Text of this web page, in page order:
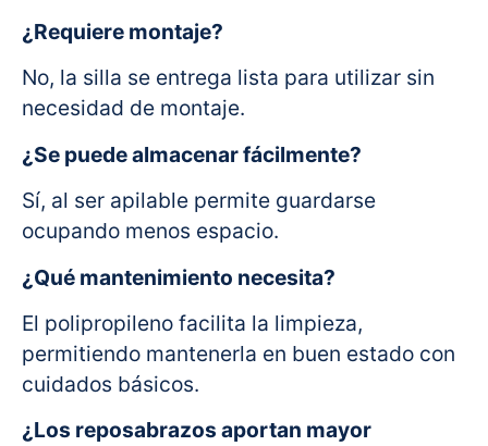
¿Requiere montaje?
No, la silla se entrega lista para utilizar sin
necesidad de montaje.
¿Se puede almacenar fácilmente?
Sí, al ser apilable permite guardarse
ocupando menos espacio.
¿Qué mantenimiento necesita?
El polipropileno facilita la limpieza,
permitiendo mantenerla en buen estado con
cuidados básicos.
¿Los reposabrazos aportan mayor